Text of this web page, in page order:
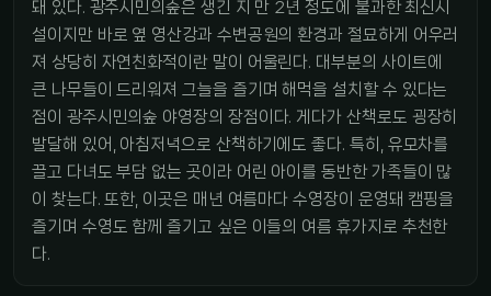
돼 있다. 광주시민의숲은 생긴 지 만 2년 정도에 불과한 최신시
설이지만 바로 옆 영산강과 수변공원의 환경과 절묘하게 어우러
져 상당히 자연친화적이란 말이 어울린다. 대부분의 사이트에
큰 나무들이 드리워져 그늘을 즐기며 해먹을 설치할 수 있다는
점이 광주시민의숲 야영장의 장점이다. 게다가 산책로도 굉장히
발달해 있어, 아침저녁으로 산책하기에도 좋다. 특히, 유모차를
끌고 다녀도 부담 없는 곳이라 어린 아이를 동반한 가족들이 많
이 찾는다. 또한, 이곳은 매년 여름마다 수영장이 운영돼 캠핑을
즐기며 수영도 함께 즐기고 싶은 이들의 여름 휴가지로 추천한
다.